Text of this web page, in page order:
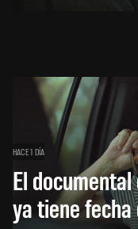
HACE 1 DÍA
El
ya tiene